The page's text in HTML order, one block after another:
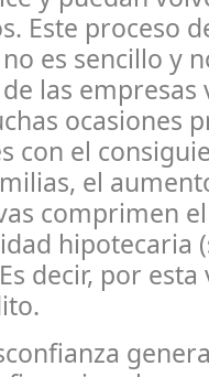
Este proceso
es sencillo y
las empresas
ocasiones
con el
el
comprimen
hipotecaria
decir, por